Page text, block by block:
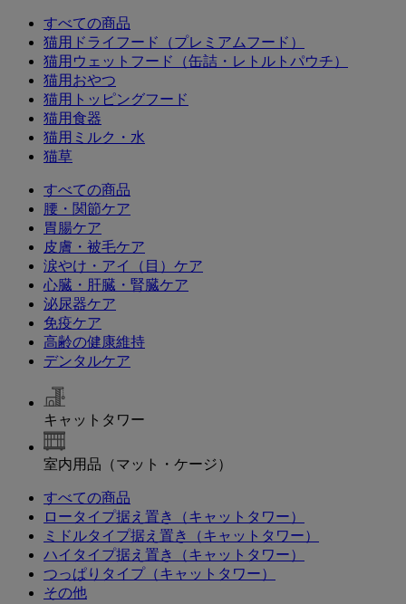
すべての商品
猫用ドライフード（プレミアムフード）
猫用ウェットフード（缶詰・レトルトパウチ）
猫用おやつ
猫用トッピングフード
猫用食器
猫用ミルク・水
猫草
すべての商品
腰・関節ケア
胃腸ケア
皮膚・被毛ケア
涙やけ・アイ（目）ケア
心臓・肝臓・腎臓ケア
泌尿器ケア
免疫ケア
高齢の健康維持
デンタルケア
キャットタワー
室内用品（マット・ケージ）
すべての商品
ロータイプ据え置き（キャットタワー）
ミドルタイプ据え置き（キャットタワー）
ハイタイプ据え置き（キャットタワー）
つっぱりタイプ（キャットタワー）
その他